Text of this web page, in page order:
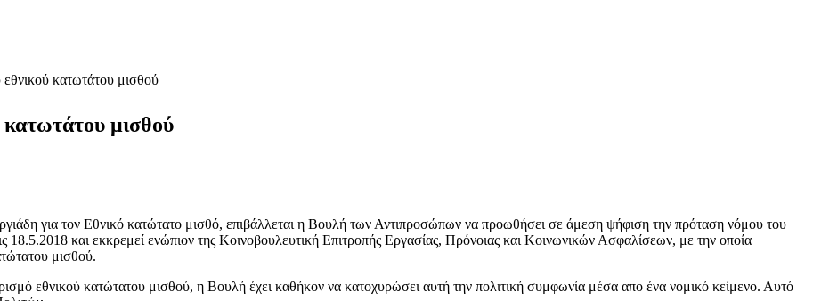
κατωτάτου μισθού
μισθού
για τον Εθνικό κατώτατο μισθό, επιβάλλεται η Βουλή των Αντιπροσώπων να προωθήσει σε άμεση ψήφιση την πρόταση νόμου του
και εκκρεμεί ενώπιον της Κοινοβουλευτική Επιτροπής Εργασίας, Πρόνοιας και Κοινωνικών Ασφαλίσεων, με την οποία
μισθού.
εθνικού κατώτατου μισθού, η Βουλή έχει καθήκον να κατοχυρώσει αυτή την πολιτική συμφωνία μέσα απο ένα νομικό κείμενο. Αυτό